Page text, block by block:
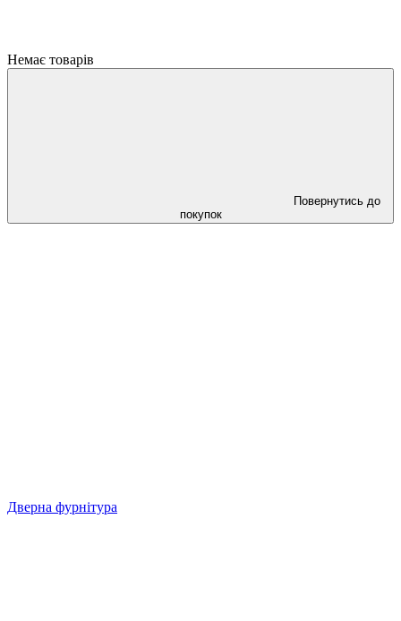
Немає товарів
Повернутись до
покупок
Дверна фурнітура